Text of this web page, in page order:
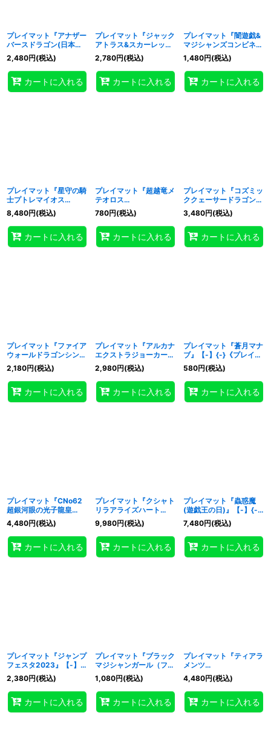
プレイマット『アナザー
バースドラゴン(日本選
手権2023)』【-】{-}
《プレイマット》
2,480円(税込)
カートに入れる
プレイマット『ジャック
アトラス&スカーレッド
デーモン(左下日本語/遊
戯王の日)』【-】{-}
《プレイマット》
2,780円(税込)
カートに入れる
プレイマット『闇遊戯&
マジシャンズコンビネー
ション(中国版)』【-】
{-}《プレイマット》
1,480円(税込)
カートに入れる
プレイマット『星守の騎
士プトレマイオス
(RANKINGDUEL2022-
4th-)』【-】{-}《プレ
イマット》
8,480円(税込)
カートに入れる
プレイマット『超越竜メ
テオロス
(YCSJ2023TOKYO)』
【-】{-}《プレイマッ
ト》
780円(税込)
カートに入れる
プレイマット『コズミッ
ククェーサードラゴン
(遊戯王の日)』【-】{-}
《プレイマット》
3,480円(税込)
カートに入れる
プレイマット『ファイア
ウォールドラゴンシンギ
ュラリティ
(RANKINGDUEL2022-
4th-)』【-】{-}《プレ
イマット》
2,180円(税込)
カートに入れる
プレイマット『アルカナ
エクストラジョーカー』
【-】{-}《プレイマッ
ト》
2,980円(税込)
カートに入れる
プレイマット『蒼月マナ
ブ』【-】{-}《プレイマ
ット》
580円(税込)
カートに入れる
プレイマット『CNo62
超銀河眼の光子龍皇
(RANKINGDUEL2022-
3rd-)』【-】{-}《プレ
イマット》
4,480円(税込)
カートに入れる
プレイマット『クシャト
リラアライズハート
(RANKINGDUEL2022-
3rd-)』【-】{-}《プレ
イマット》
9,980円(税込)
カートに入れる
プレイマット『蟲惑魔
(遊戯王の日)』【-】{-}
《プレイマット》
7,480円(税込)
カートに入れる
プレイマット『ジャンプ
フェスタ2023』【-】
{-}《プレイマット》
2,380円(税込)
カートに入れる
プレイマット『ブラック
マジシャンガール（フレ
ンドリーショップ限
定）』【-】{-}《プレイ
マット》
1,080円(税込)
カートに入れる
プレイマット『ティアラ
メンツ
(YCSJ2022OSAKA)』
【-】{-}《プレイマッ
ト》
4,480円(税込)
カートに入れる